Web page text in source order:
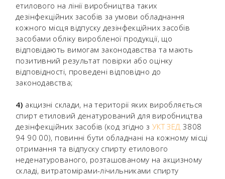
етилового на лінії виробництва таких
дезінфекційних засобів за умови обладнання
кожного місця відпуску дезінфекційних засобів
засобами обліку виробленої продукції, що
відповідають вимогам законодавства та мають
позитивний результат повірки або оцінку
відповідності, проведені відповідно до
законодавства;
4) акцизні склади, на території яких виробляється
спирт етиловий денатурований для виробництва
дезінфекційних засобів (код згідно з УКТ ЗЕД 3808
94 90 00), повинні бути обладнані на кожному місці
отримання та відпуску спирту етилового
неденатурованого, розташованому на акцизному
складі, витратомірами-лічильниками спирту